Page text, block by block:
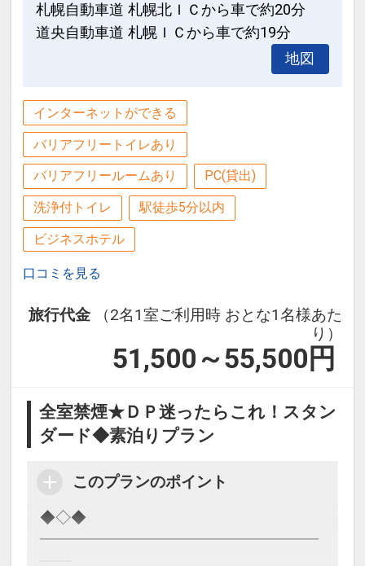
札幌自動車道 札幌北ＩＣから車で約20分
道央自動車道 札幌ＩＣから車で約19分
地図
インターネットができる
バリアフリートイレあり
バリアフリールームあり PC(貸出)
洗浄付トイレ 駅徒歩5分以内
ビジネスホテル
口コミを見る
旅行代金
（2名1室ご利用時 おとな1名様あた
り）
51,500～55,500 円
全室禁煙★ＤＰ迷ったらこれ！スタン
ダード◆素泊りプラン
このプランのポイント
◆◇◆
━━━━━━━━━━━━━━━━━━